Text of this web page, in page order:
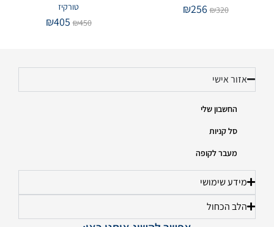
₪320
₪256
טורקיז
₪450
₪405
אזור אישי
החשבון שלי
סל קניות
מעבר לקופה
מידע שימושי
הלב הכחול